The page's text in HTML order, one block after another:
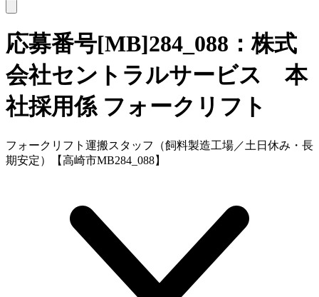
応募番号[MB]284_088：株式
会社セントラルサービス 本
社採用係フォークリフト
フォークリフト運搬スタッフ（飼料製造工場／土日休み・長
期安定）【高崎市MB284_088】